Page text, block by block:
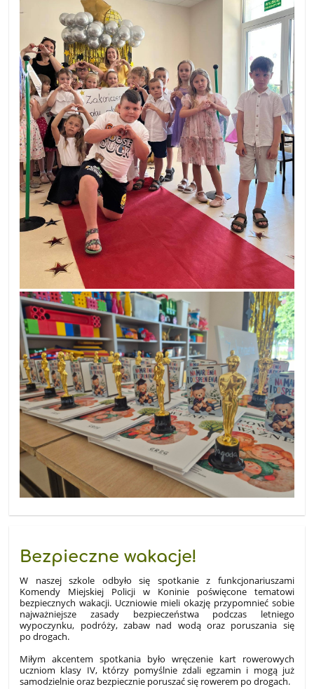
Bezpieczne wakacje!
W naszej szkole odbyło się spotkanie z funkcjonariuszami
Komendy Miejskiej Policji w Koninie poświęcone tematowi
bezpiecznych wakacji. Uczniowie mieli okazję przypomnieć sobie
najważniejsze zasady bezpieczeństwa podczas letniego
wypoczynku, podróży, zabaw nad wodą oraz poruszania się
po drogach.
Miłym akcentem spotkania było wręczenie kart rowerowych
uczniom klasy IV, którzy pomyślnie zdali egzamin i mogą już
samodzielnie oraz bezpiecznie poruszać się rowerem po drogach.